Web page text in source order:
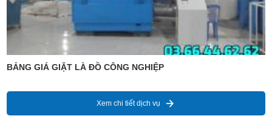
BẢNG GIÁ GIẶT LÀ ĐỒ CÔNG NGHIỆP
Xem chi tiết dịch vụ